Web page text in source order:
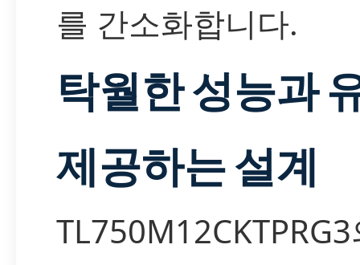
를 간소화합니다.
탁월한 성능과
제공하는 설계